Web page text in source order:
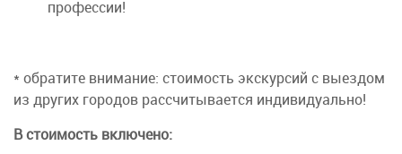
профессии!
* обратите внимание: стоимость экскурсий с выездом
из других городов рассчитывается индивидуально!
В стоимость включено: